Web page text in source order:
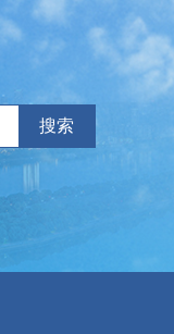
搜索